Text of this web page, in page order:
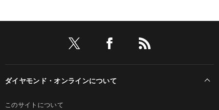
ダイヤモンド・オンラインについて
このサイトについて